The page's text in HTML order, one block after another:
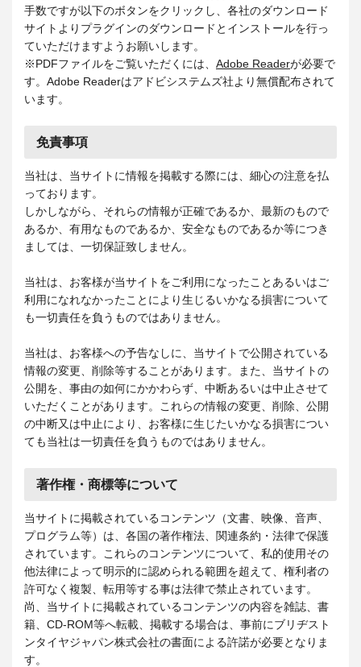
手数ですが以下のボタンをクリックし、各社のダウンロード
サイトよりプラグインのダウンロードとインストールを行っ
ていただけますようお願いします。
※PDFファイルをご覧いただくには、 Adobe Readerが必要で
す。Adobe Readerはアドビシステムズ社より無償配布されて
います。
免責事項
当社は、当サイトに情報を掲載する際には、細心の注意を払
っております。
しかしながら、それらの情報が正確であるか、最新のもので
あるか、有用なものであるか、安全なものであるか等につき
ましては、一切保証致しません。
当社は、お客様が当サイトをご利用になったことあるいはご
利用になれなかったことにより生じるいかなる損害について
も一切責任を負うものではありません。
当社は、お客様への予告なしに、当サイトで公開されている
情報の変更、削除等することがあります。また、当サイトの
公開を、事由の如何にかかわらず、中断あるいは中止させて
いただくことがあります。これらの情報の変更、削除、公開
の中断又は中止により、お客様に生じたいかなる損害につい
ても当社は一切責任を負うものではありません。
著作権・商標等について
当サイトに掲載されているコンテンツ（文書、映像、音声、
プログラム等）は、各国の著作権法、関連条約・法律で保護
されています。これらのコンテンツについて、私的使用その
他法律によって明示的に認められる範囲を超えて、権利者の
許可なく複製、転用等する事は法律で禁止されています。
尚、当サイトに掲載されているコンテンツの内容を雑誌、書
籍、CD-ROM等へ転載、掲載する場合は、事前にブリヂスト
ンタイヤジャパン株式会社の書面による許諾が必要となりま
す。